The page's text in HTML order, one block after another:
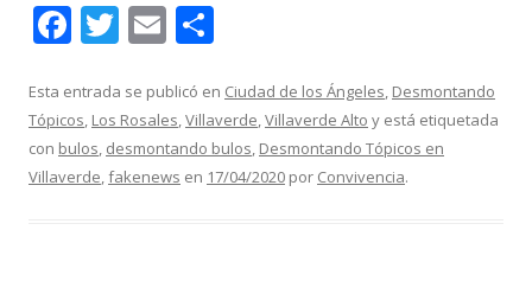
F
e
b
o
T
itt
er
E
ai
l
m
p
ar
Esta entrada se publicó en Ciudad de los Ángeles, Desmontando
Tópicos, Los Rosales,Villaverde,Villaverde Alto y está etiquetada
con bulos, desmontando bulos, Desmontando Tópicos en
Villaverde,fakenews en 17/04/2020 por Convivencia.